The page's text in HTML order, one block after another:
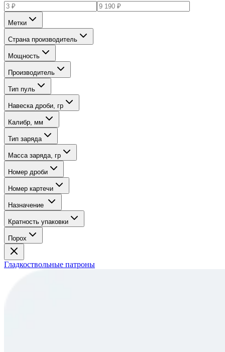
Метки
Страна производитель
Мощность
Производитель
Тип пуль
Навеска дроби, гр
Калибр, мм
Тип заряда
Масса заряда, гр
Номер дроби
Номер картечи
Назначение
Кратность упаковки
Порох
Гладкоствольные патроны